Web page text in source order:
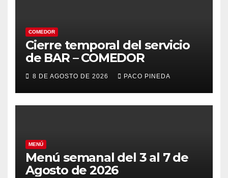
COMEDOR
Cierre temporal del servicio
de BAR – COMEDOR
8 DE AGOSTO DE 2026 PACO PINEDA
MENÚ
Menú semanal del 3 al 7 de
Agosto de 2026